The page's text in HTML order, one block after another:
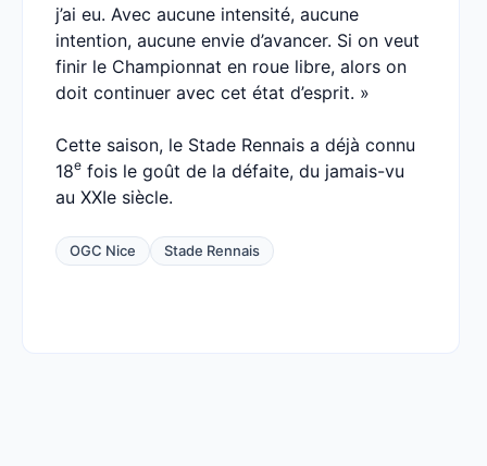
j’ai eu. Avec aucune intensité, aucune
intention, aucune envie d’avancer. Si on veut
finir le Championnat en roue libre, alors on
doit continuer avec cet état d’esprit. »
Cette saison, le Stade Rennais a déjà connu
18e fois le goût de la défaite, du jamais-vu
au XXIe siècle.
OGC Nice Stade Rennais